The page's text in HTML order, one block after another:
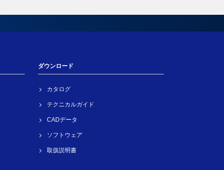
ダウンロード
カタログ
テクニカルガイド
CADデータ
ソフトウェア
取扱説明書